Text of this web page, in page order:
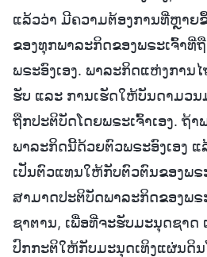
ແລ້ວວ່າ ມີຄວາມຕ້ອງການທີ່ຫຼາຍ
ຂອງທຸກພາລະກິດຂອງພຣະເຈົ້າທີ່
ພຣະອົງເອງ. ພາລະກິດແຫ່ງການ
ຮັບ ແລະ ການເຮັດໃຫ້ບັນດາມວ
ຖືກປະຕິບັດໂດຍພຣະເຈົ້າເອງ. ຖ້າ
ພາລະກິດນີ້ດ້ວຍຕົວພຣະອົງເອງ
ເປັນຕົວແທນໃຫ້ກັບຕົວຕົນຂອງພ
ສາມາດປະຕິບັດພາລະກິດຂອງພຣ
ຊາຕານ, ເພື່ອທີ່ຈະຮັບມະນຸດຊາດ
ປົກກະຕິໃຫ້ກັບມະນຸດເທິງແຜ່ນດິ